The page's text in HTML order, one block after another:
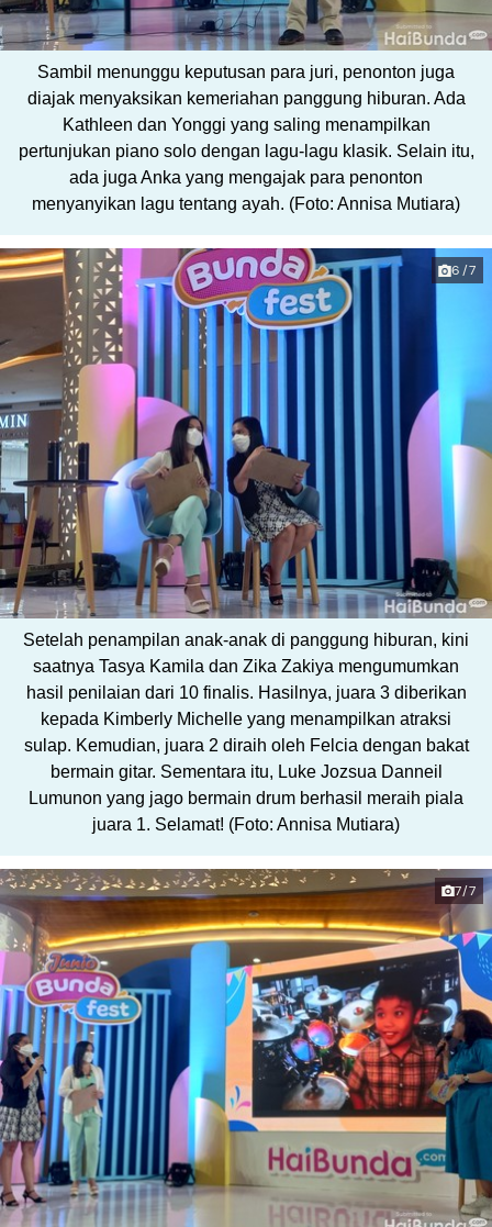
Sambil menunggu keputusan para juri, penonton juga
diajak menyaksikan kemeriahan panggung hiburan. Ada
Kathleen dan Yonggi yang saling menampilkan
pertunjukan piano solo dengan lagu-lagu klasik. Selain itu,
ada juga Anka yang mengajak para penonton
menyanyikan lagu tentang ayah. (Foto: Annisa Mutiara)
6/7
Setelah penampilan anak-anak di panggung hiburan, kini
saatnya Tasya Kamila dan Zika Zakiya mengumumkan
hasil penilaian dari 10 finalis. Hasilnya, juara 3 diberikan
kepada Kimberly Michelle yang menampilkan atraksi
sulap. Kemudian, juara 2 diraih oleh Felcia dengan bakat
bermain gitar. Sementara itu, Luke Jozsua Danneil
Lumunon yang jago bermain drum berhasil meraih piala
juara 1. Selamat! (Foto: Annisa Mutiara)
7/7